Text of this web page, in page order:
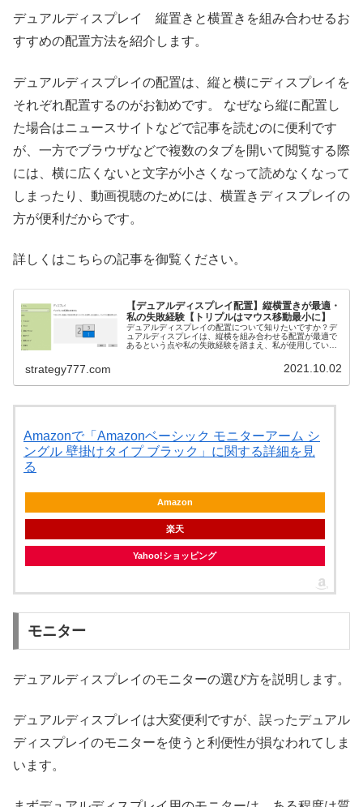
デュアルディスプレイ 縦置きと横置きを組み合わせるお
すすめの配置方法を紹介します。
デュアルディスプレイの配置は、縦と横にディスプレイを
それぞれ配置するのがお勧めです。 なぜなら縦に配置し
た場合はニュースサイトなどで記事を読むのに便利です
が、一方でブラウザなどで複数のタブを開いて閲覧する際
には、横に広くないと文字が小さくなって読めなくなって
しまったり、動画視聴のためには、横置きディスプレイの
方が便利だからです。
詳しくはこちらの記事を御覧ください。
【デュアルディスプレイ配置】縦横置きが最適・
私の失敗経験【トリプルはマウス移動最小に】
デュアルディスプレイの配置について知りたいですか？デ
ュアルディスプレイは、縦横を組み合わせる配置が最適で
あるという点や私の失敗経験を踏まえ、私が使用している
strategy777.com 2021.10.02
Amazonで「Amazonベーシック モニターアーム シ
ングル 壁掛けタイプ ブラック」に関する詳細を見
る
Amazon
楽天
Yahoo!ショッピング
モニター
デュアルディスプレイのモニターの選び方を説明します。
デュアルディスプレイは大変便利ですが、誤ったデュアル
ディスプレイのモニターを使うと利便性が損なわれてしま
います。